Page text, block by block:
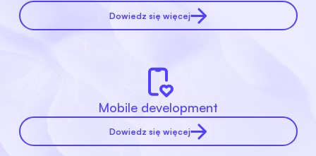
Dowiedz się więcej
Mobile development
Dowiedz się więcej